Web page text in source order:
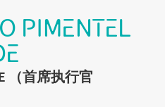
PIMENTEL
（首席执行官